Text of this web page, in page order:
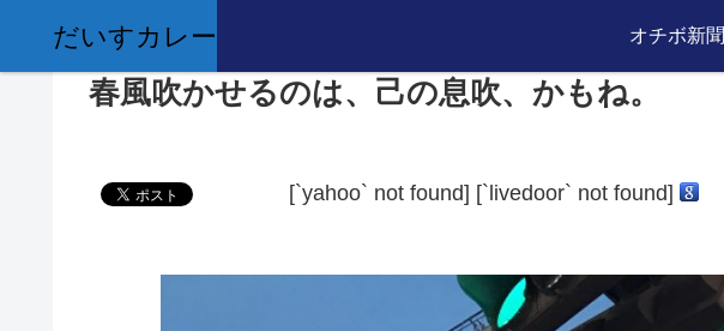
だいすカレー オチボ新聞
春風吹かせるのは、己の息吹、かもね。
[`yahoo` not found] [`livedoor` not found]